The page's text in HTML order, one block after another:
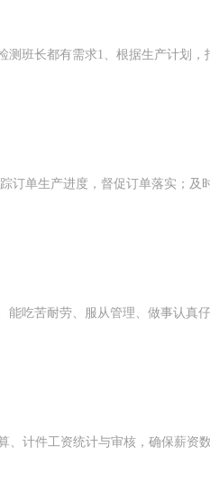
测班长都有需求1、根据生产计划
订单生产进度，督促订单落实；
能吃苦耐劳、服从管理、做事认
、计件工资统计与审核，确保薪资